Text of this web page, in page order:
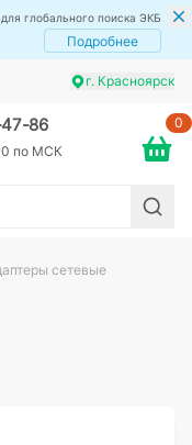
глобального поиска ЭКБ
Подробнее
г. Красноярск
86
по МСК
0
сетевые